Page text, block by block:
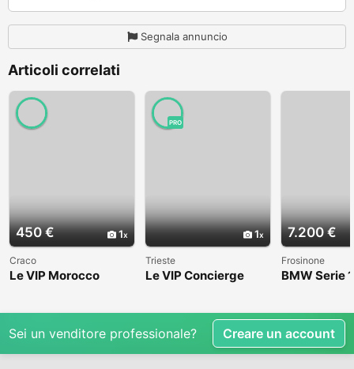
Segnala annuncio
Articoli correlati
450 € 1
Craco
Le VIP Morocco
1
PRO
Trieste
Le VIP Concierge
7.200 €
Frosinone
BMW Serie
Sei un venditore professionale? Creare un account